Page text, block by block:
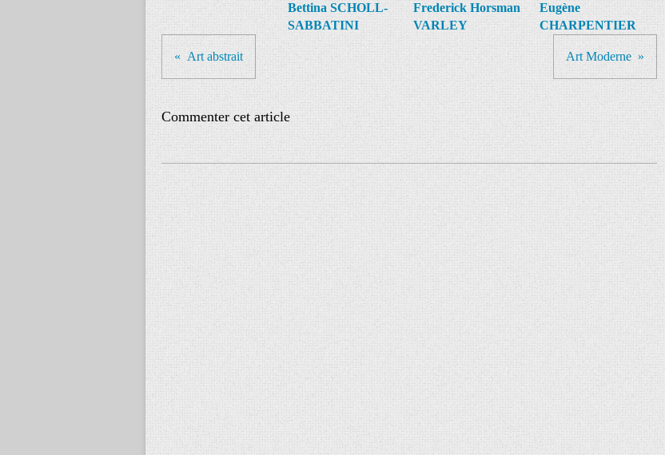
Bettina SCHOLL-
SABBATINI
Frederick Horsman
VARLEY
Eugène
CHARPENTIER
Art abstrait Art Moderne
Commenter cet article